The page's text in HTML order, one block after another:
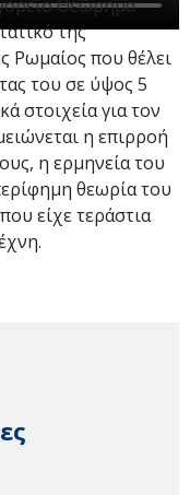
Θεώρημα
της
Ρωμαίος που θέλει
του σε ύψος 5
στοιχεία για τον
η επιρροή
η ερμηνεία του
θεωρία του
είχε τεράστια